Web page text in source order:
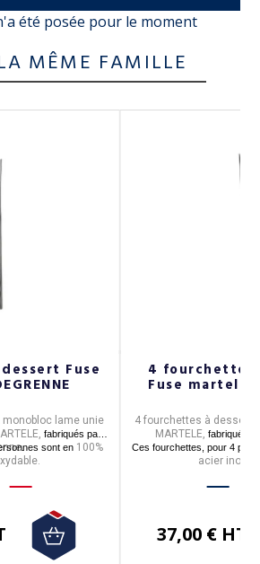
été posée pour le moment
MÊME FAMILLE
Fuse
lame unie
fabriqués par
. sont en 100%
4 fourchettes
Fuse martelé
4 fourchettes à dessert
MARTELE,fabriquées
Ces fourchettes, pour 4
acier
37,00 € HT